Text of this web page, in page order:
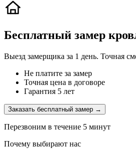
Бесплатный замер
Выезд замерщика за 1 день. Точная
Не платите за замер
Точная цена в договоре
Гарантия 5 лет
Заказать бесплатный замер →
Перезвоним в течение 5 минут
Почему выбирают нас